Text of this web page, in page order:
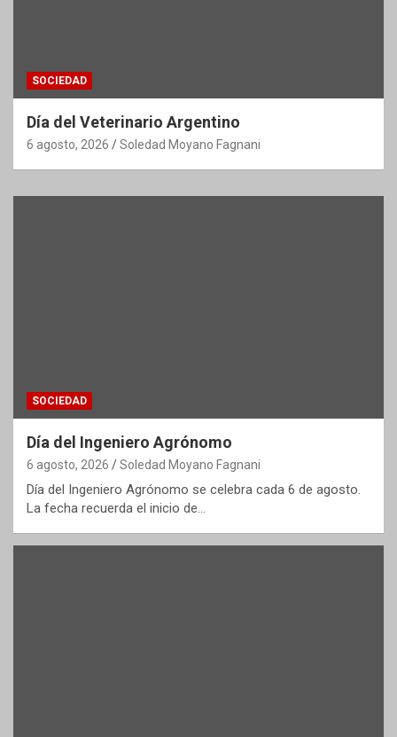
SOCIEDAD
Día del Veterinario Argentino
6 agosto, 2026 Soledad Moyano Fagnani
SOCIEDAD
Día del Ingeniero Agrónomo
6 agosto, 2026 Soledad Moyano Fagnani
Día del Ingeniero Agrónomo se celebra cada 6 de agosto.
La fecha recuerda el inicio de…